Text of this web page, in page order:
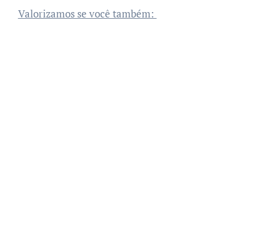
Valorizamos se você também: